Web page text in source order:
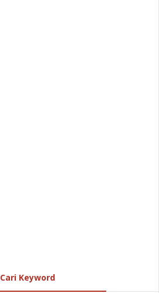
Cari Keyword